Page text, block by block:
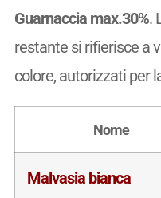
Guarnaccia max.30%.
restante si rifierisce a
colore, autorizzati per
Nome
Malvasia bianca